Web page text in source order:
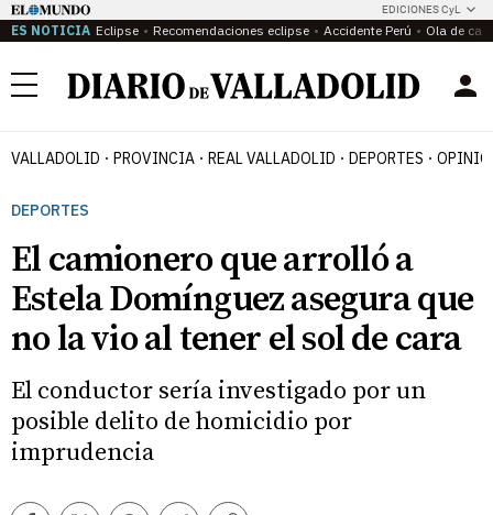
EDICIONES CyL
ES NOTICIA Eclipse Recomendaciones eclipse Accidente Perú Ola de
Menú
VALLADOLID PROVINCIA REAL VALLADOLID DEPORTES
DEPORTES
El camionero que arrolló a
Estela Domínguez asegura que
no la vio al tener el sol de cara
El conductor sería investigado por un
posible delito de homicidio por
imprudencia